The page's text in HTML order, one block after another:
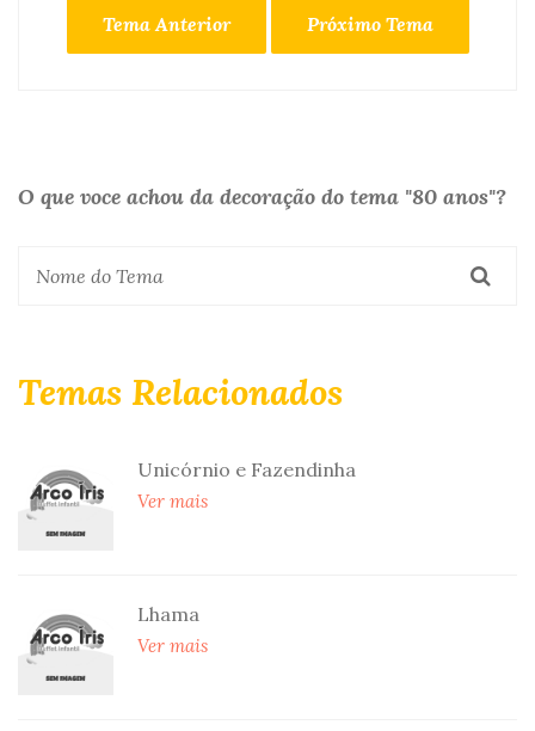
Tema Anterior Próximo Tema
O que voce achou da decoração do tema "80 anos"?
Temas Relacionados
Unicórnio e Fazendinha
Ver mais
Lhama
Ver mais